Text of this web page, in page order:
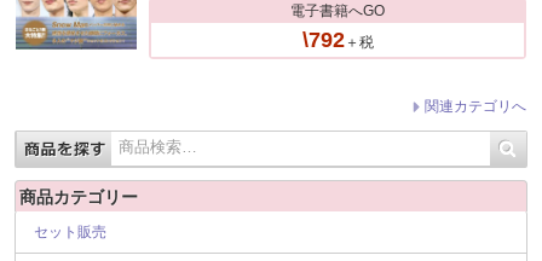
電子書籍へGO
\792＋税
関連カテゴリへ
商品カテゴリー
セット販売